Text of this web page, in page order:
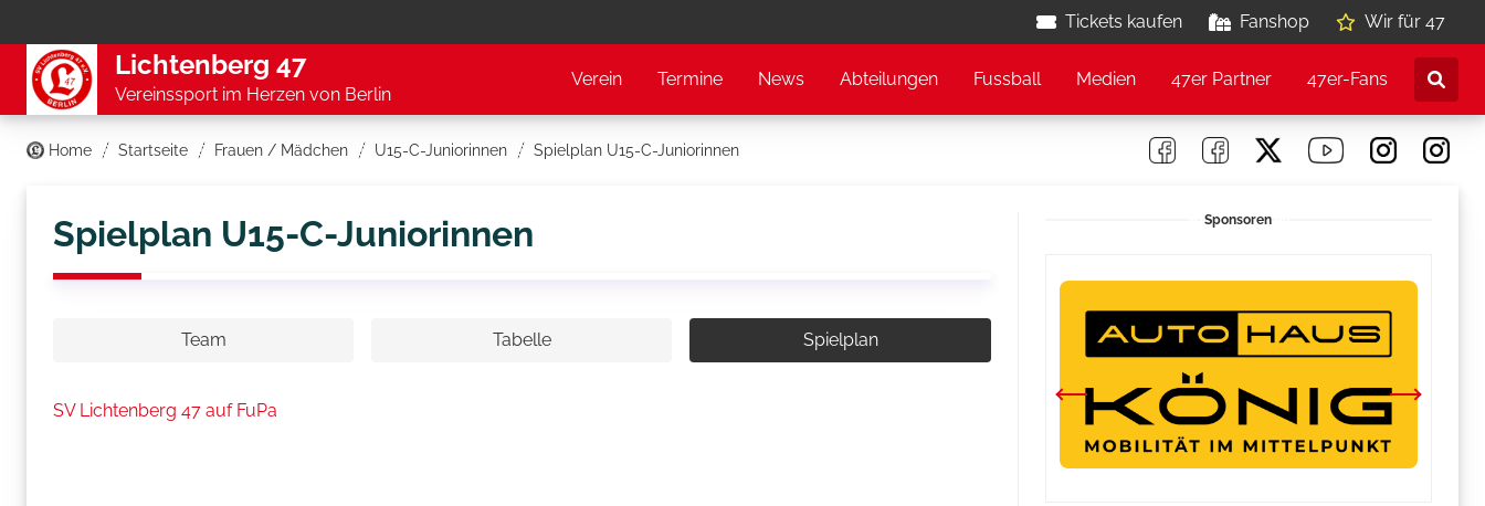
Tickets kaufen Fanshop Wir für 47
Lichtenberg 47
Vereinssport im Herzen von Berlin
Verein Termine News Abteilungen Fussball Medien 47er Partner 47er-Fans
Home Startseite Frauen / Mädchen U15-C-Juniorinnen Spielplan U15-C-Juniorinnen
Spielplan U15-C-Juniorinnen
Team Tabelle Spielplan
SV Lichtenberg 47 auf FuPa
Sponsoren